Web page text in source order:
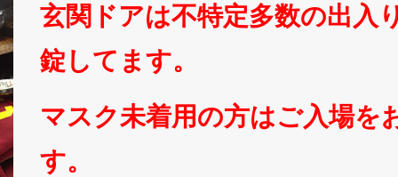
玄関ドアは不特定多数の出入
錠してます。
マスク未着用の方はご入場を
す。